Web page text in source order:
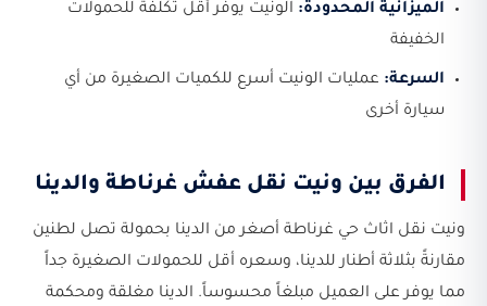
الميزانية المحدودة: الونيت يوفر أقل تكلفة للحمولات
الخفيفة
السرعة: عمليات الونيت أسرع للكميات الصغيرة من أي
سيارة أخرى
الفرق بين ونيت نقل عفش غرناطة والدينا
ونيت نقل اثاث حي غرناطة أصغر من الدينا بحمولة تصل لطنين
مقارنةً بثلاثة أطنار للدينا، وسعره أقل للحمولات الصغيرة جداً
مما يوفر على العميل مبلغاً محسوساً. الدينا مغلقة ومحكمة